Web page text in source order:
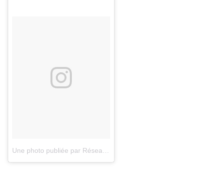
Une photo publiée par Réseau des Chimeres (@reseauchimeres)